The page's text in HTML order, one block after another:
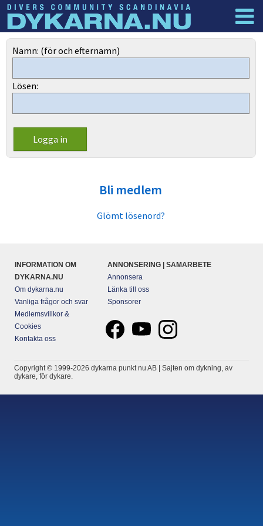
Dyknyheter
Namn: (för och efternamn)
Lösen:
Bli medlem
Glömt lösenord?
INFORMATION OM
DYKARNA.NU
Om dykarna.nu
Vanliga frågor och svar
Medlemsvillkor &
Cookies
Kontakta oss
ANNONSERING | SAMARBETE
Annonsera
Länka till oss
Sponsorer
Copyright © 1999-2026 dykarna punkt nu AB | Sajten om dykning, av
dykare, för dykare.